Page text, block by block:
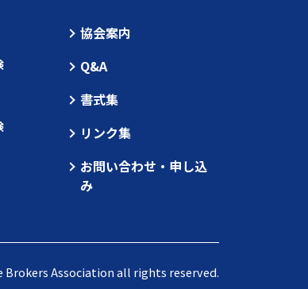
協会案内
Q&A
書式集
リンク集
お問い合わせ・申し込
み
Association all rights reserved.